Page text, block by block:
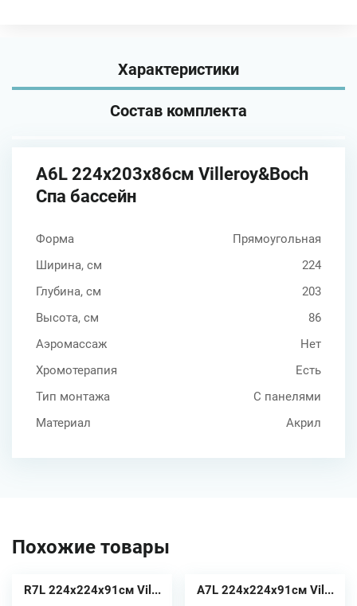
Характеристики
Состав комплекта
A6L 224x203x86см Villeroy&Boch
Спа бассейн
Форма
Прямоугольная
Ширина, см
224
Глубина, см
203
Высота, см
86
Аэромассаж
Нет
Хромотерапия
Есть
Тип монтажа
С панелями
Материал
Акрил
Похожие товары
R7L 224x224x91см Vil... A7L 224x224x91см Vil...